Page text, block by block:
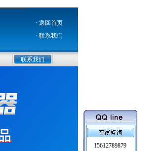
· 返回首页
· 联系我们
联系我们
15612789879